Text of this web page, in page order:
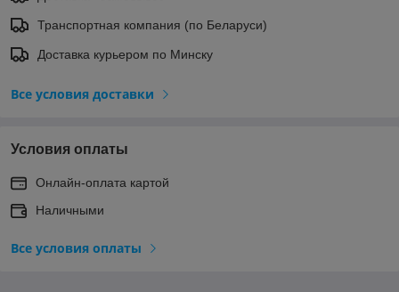
Транспортная компания (по Беларуси)
Доставка курьером по Минску
Все условия доставки
Условия оплаты
Онлайн-оплата картой
Наличными
Все условия оплаты